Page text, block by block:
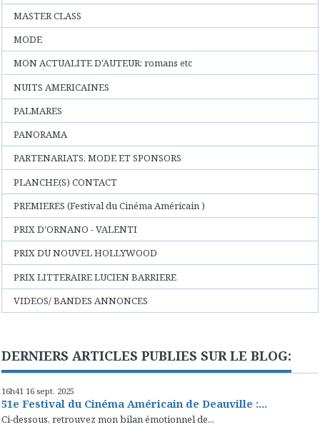
MASTER CLASS
MODE
MON ACTUALITE D'AUTEUR: romans etc
NUITS AMERICAINES
PALMARES
PANORAMA
PARTENARIATS, MODE ET SPONSORS
PLANCHE(S) CONTACT
PREMIERES (Festival du Cinéma Américain )
PRIX D'ORNANO - VALENTI
PRIX DU NOUVEL HOLLYWOOD
PRIX LITTERAIRE LUCIEN BARRIERE
VIDEOS/ BANDES ANNONCES
DERNIERS ARTICLES PUBLIES SUR LE BLOG:
16h41 16 sept. 2025
51e Festival du Cinéma Américain de Deauville :...
Ci-dessous, retrouvez mon bilan émotionnel de...